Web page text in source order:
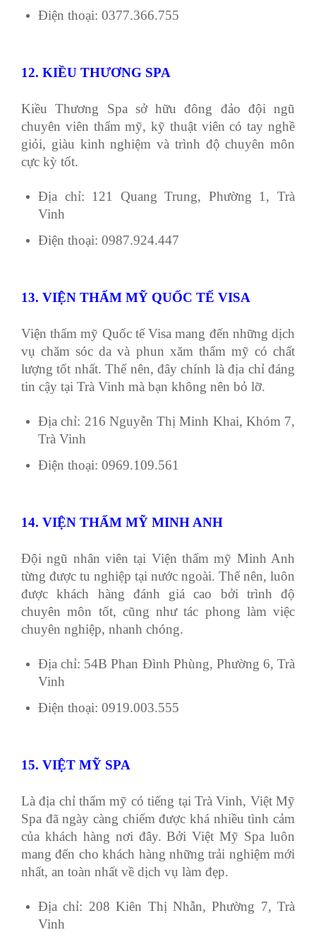
Điện thoại: 0377.366.755
12. KIỀU THƯƠNG SPA
Kiều Thương Spa sở hữu đông đảo đội ngũ
chuyên viên thẩm mỹ, kỹ thuật viên có tay nghề
giỏi, giàu kinh nghiệm và trình độ chuyên môn
cực kỳ tốt.
Địa chỉ: 121 Quang Trung, Phường 1, Trà
Vinh
Điện thoại: 0987.924.447
13. VIỆN THẨM MỸ QUỐC TẾ VISA
Viện thẩm mỹ Quốc tế Visa mang đến những dịch
vụ chăm sóc da và phun xăm thẩm mỹ có chất
lượng tốt nhất. Thế nên, đây chính là địa chỉ đáng
tin cậy tại Trà Vinh mà bạn không nên bỏ lỡ.
Địa chỉ: 216 Nguyễn Thị Minh Khai, Khóm 7,
Trà Vinh
Điện thoại: 0969.109.561
14. VIỆN THẨM MỸ MINH ANH
Đội ngũ nhân viên tại Viện thẩm mỹ Minh Anh
từng được tu nghiệp tại nước ngoài. Thế nên, luôn
được khách hàng đánh giá cao bởi trình độ
chuyên môn tốt, cũng như tác phong làm việc
chuyên nghiệp, nhanh chóng.
Địa chỉ: 54B Phan Đình Phùng, Phường 6, Trà
Vinh
Điện thoại: 0919.003.555
15. VIỆT MỸ SPA
Là địa chỉ thẩm mỹ có tiếng tại Trà Vinh, Việt Mỹ
Spa đã ngày càng chiếm được khá nhiều tình cảm
của khách hàng nơi đây. Bởi Việt Mỹ Spa luôn
mang đến cho khách hàng những trải nghiệm mới
nhất, an toàn nhất về dịch vụ làm đẹp.
Địa chỉ: 208 Kiên Thị Nhẫn, Phường 7, Trà
Vinh